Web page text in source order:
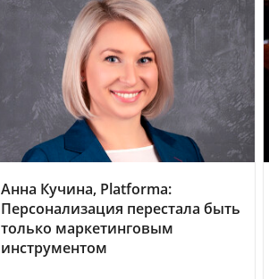
Анна Кучина, Platforma:
Персонализация перестала быть
только маркетинговым
инструментом